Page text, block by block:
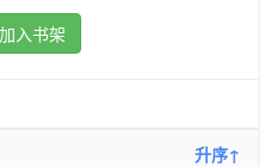
加入书架
升序↑